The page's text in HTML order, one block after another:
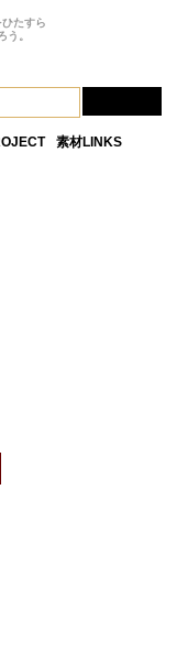
たすら
う。
素材LINKS